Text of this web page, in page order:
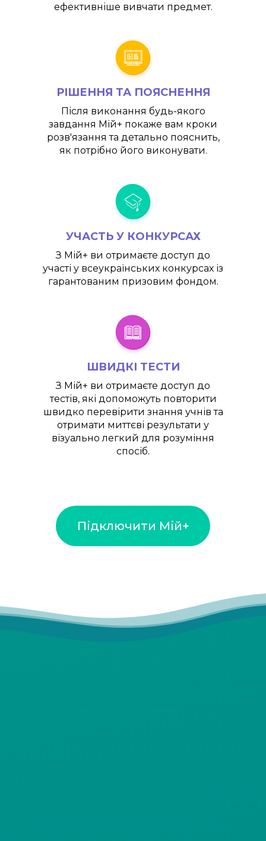
ефективніше вивчати предмет.
РІШЕННЯ ТА ПОЯСНЕННЯ
Після виконання будь-якого
завдання Мій+ покаже вам кроки
розв'язання та детально пояснить,
як потрібно його виконувати.
УЧАСТЬ У КОНКУРСАХ
З Мій+ ви отримаєте доступ до
участі у всеукраїнських конкурсах із
гарантованим призовим фондом.
ШВИДКІ ТЕСТИ
З Мій+ ви отримаєте доступ до
тестів, які допоможуть повторити
швидко перевірити знання учнів та
отримати миттєві результати у
візуально легкий для розуміння
спосіб.
Підключити Мій+